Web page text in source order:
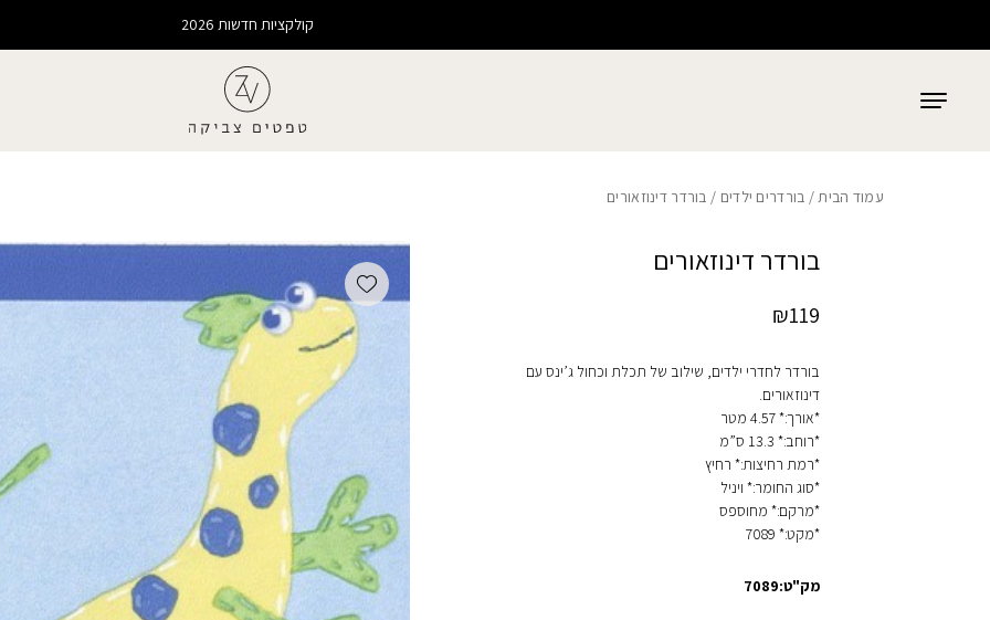
קולקציות חדשות 2026
עמוד הבית/ בורדרים ילדים / בורדר דינוזאורים
בורדר דינוזאורים
₪119
בורדר לחדרי ילדים, שילוב של תכלת וכחול ג’ינס עם
דינוזאורים.
*אורך:* 4.57 מטר
*רוחב:* 13.3 ס”מ
*רמת רחיצות:* רחיץ
*סוג החומר:* ויניל
*מרקם:* מחוספס
*מקט:* 7089
מק"ט:7089
Add wishlist